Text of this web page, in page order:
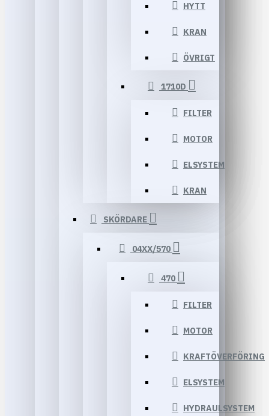
HYTT
KRAN
ÖVRIGT
1710D
FILTER
MOTOR
ELSYSTEM
KRAN
SKÖRDARE
04XX/570
470
FILTER
MOTOR
KRAFTÖVERFÖRING
ELSYSTEM
HYDRAULSYSTEM